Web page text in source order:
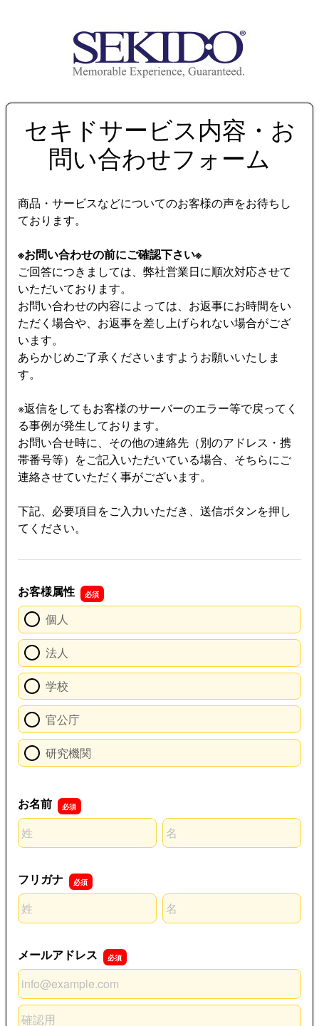
セキドサービス内容・お
問い合わせフォーム
商品・サービスなどについてのお客様の声をお待ちし
ております。
※お問い合わせの前にご確認下さい※
ご回答につきましては、弊社営業日に順次対応させて
いただいております。
お問い合わせの内容によっては、お返事にお時間をい
ただく場合や、お返事を差し上げられない場合がござ
います。
あらかじめご了承くださいますようお願いいたしま
す。
※返信をしてもお客様のサーバーのエラー等で戻ってく
る事例が発生しております。
お問い合せ時に、その他の連絡先（別のアドレス・携
帯番号等）をご記入いただいている場合、そちらにご
連絡させていただく事がございます。
下記、必要項目をご入力いただき、送信ボタンを押し
てください。
お客様属性
個人
法人
学校
官公庁
研究機関
お名前
名前の姓
名前の名
フリガナ
名前の姓
名前の名
メールアドレス
メールアドレス
メールアドレスの確認用